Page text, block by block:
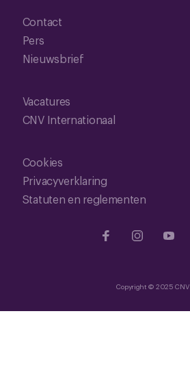
Contact
Pers
Nieuwsbrief
Vacatures
CNV Internationaal
Cookies
Privacyverklaring
Statuten en reglementen
Copyright © 2025 CNV